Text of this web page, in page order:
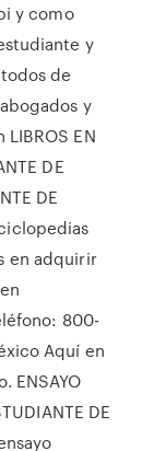
y como
y
de
y
EN
DE
DE
en adquirir
800-
Aquí en
ENSAYO
DE